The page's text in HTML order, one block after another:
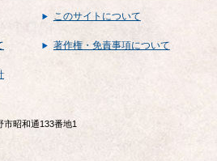
このサイトについて
著作権・免責事項について
昭和通133番地1